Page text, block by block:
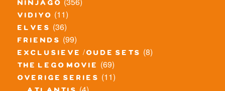
ninjago
vidiyo (11)
elves (36)
friends (99)
exclusieve / oude sets (8)
the lego movie (69)
overige series (11)